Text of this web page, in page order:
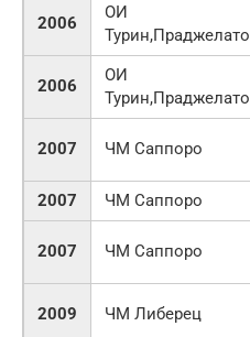
2006
ОИ
Турин,Праджелато
2006
ОИ
Турин,Праджелато
2007 ЧМ Саппоро
2007 ЧМ Саппоро
2007 ЧМ Саппоро
2009 ЧМ Либерец